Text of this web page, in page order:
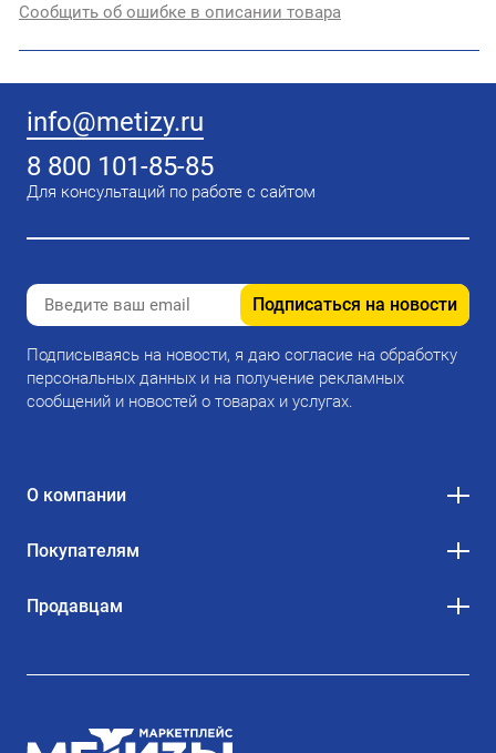
Сообщить об ошибке в описании товара
info@metizy.ru
8 800 101-85-85
Для консультаций по работе с сайтом
Подписаться на новости
Подписываясь на новости, я даю согласие на обработку
персональных данных и на получение рекламных
сообщений и новостей о товарах и услугах.
О компании
Покупателям
Продавцам